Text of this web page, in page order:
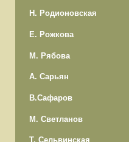
Н. Родионовская
Е. Рожкова
М. Рябова
А. Сарьян
В.Сафаров
М. Светланов
Т. Сельвинская